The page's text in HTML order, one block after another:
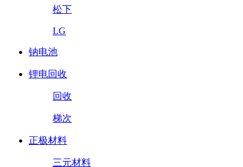
松下
LG
钠电池
锂电回收
回收
梯次
正极材料
三元材料